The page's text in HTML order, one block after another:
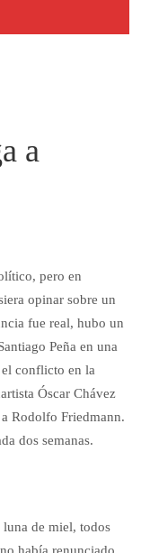
a
pero en
opinar sobre un
fue real, hubo un
Peña en una
conflicto en la
Óscar Chávez
Rodolfo Friedmann.
dos semanas.
de miel, todos